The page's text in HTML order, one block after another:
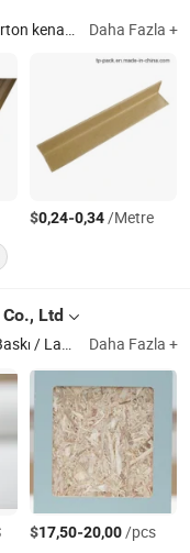
çekirdek flüt tabakaları, palet pedleri, shrink wrap filmleri, plastik sargılar Daha Fazla +
$0,24-0,34/Metre
Ltd
Parçacık Tahtası, Plywood, MDF, Melamin Baskı / Lamineli Kağıt, Kenar Bantlama Daha Fazla +
$17,50-20,00/pcs